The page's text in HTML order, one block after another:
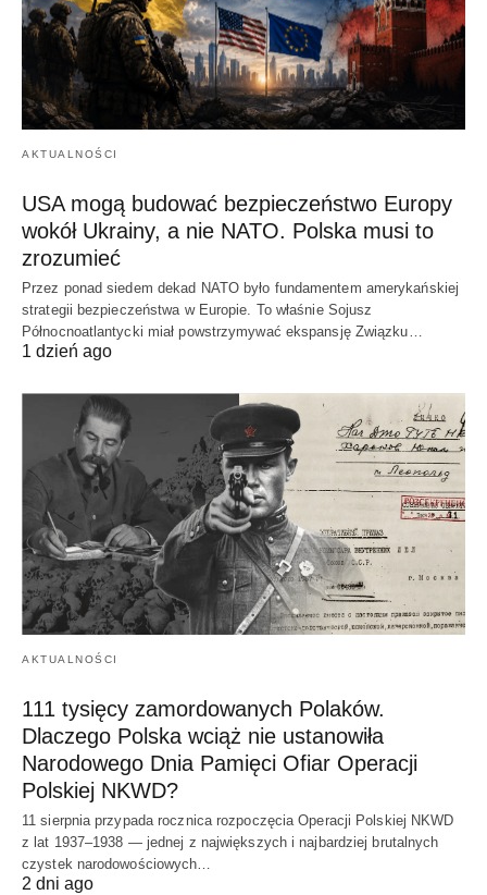
AKTUALNOŚCI
USA mogą budować bezpieczeństwo Europy
wokół Ukrainy, a nie NATO. Polska musi to
zrozumieć
Przez ponad siedem dekad NATO było fundamentem amerykańskiej
strategii bezpieczeństwa w Europie. To właśnie Sojusz
Północnoatlantycki miał powstrzymywać ekspansję Związku…
1 dzień ago
AKTUALNOŚCI
111 tysięcy zamordowanych Polaków.
Dlaczego Polska wciąż nie ustanowiła
Narodowego Dnia Pamięci Ofiar Operacji
Polskiej NKWD?
11 sierpnia przypada rocznica rozpoczęcia Operacji Polskiej NKWD
z lat 1937–1938 — jednej z największych i najbardziej brutalnych
czystek narodowościowych…
2 dni ago